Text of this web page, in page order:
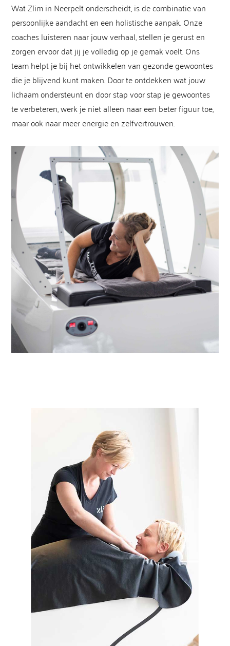
Wat Zlim in Neerpelt onderscheidt, is de combinatie van
persoonlijke aandacht en een holistische aanpak. Onze
coaches luisteren naar jouw verhaal, stellen je gerust en
zorgen ervoor dat jij je volledig op je gemak voelt. Ons
team helpt je bij het ontwikkelen van gezonde gewoontes
die je blijvend kunt maken. Door te ontdekken wat jouw
lichaam ondersteunt en door stap voor stap je gewoontes
te verbeteren, werk je niet alleen naar een beter figuur toe,
maar ook naar meer energie en zelfvertrouwen.